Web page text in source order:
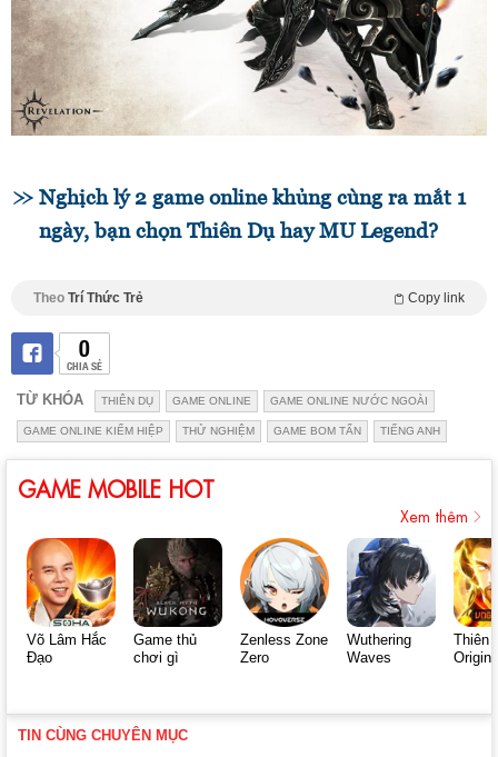
Nghịch lý 2 game online khủng cùng ra mắt 1
ngày, bạn chọn Thiên Dụ hay MU Legend?
Theo Trí Thức Trẻ Copy link
0
CHIA SẺ
TỪ KHÓA THIÊN DỤ GAME ONLINE GAME ONLINE NƯỚC NGOÀI
GAME ONLINE KIẾM HIỆP THỬ NGHIỆM GAME BOM TẤN TIẾNG ANH
GAME MOBILE HOT
Xem thêm
Võ Lâm Hắc
Đạo
Game thủ
chơi gì
Zenless Zone
Zero
Wuthering
Waves
Thiên
Origin
TIN CÙNG CHUYÊN MỤC